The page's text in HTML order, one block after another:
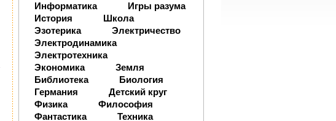
Информатика
Игры разума
История
Школа
Эзотерика
Электричество
Электродинамика
Электротехника
Экономика
Земля
Библиотека
Биология
Германия
Детский круг
Физика
Философия
Фантастика
Техника